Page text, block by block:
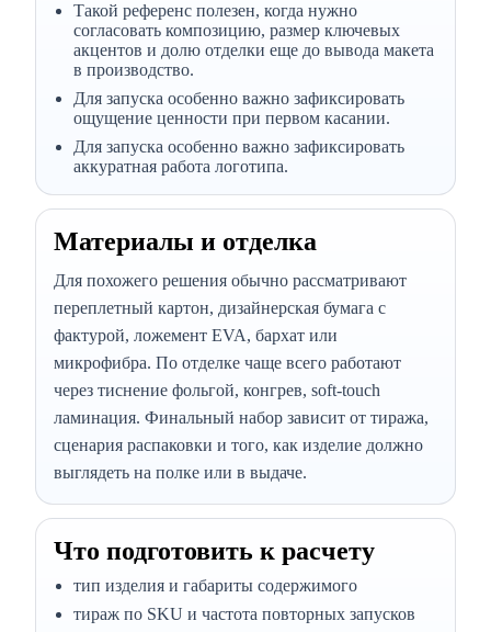
Такой референс полезен, когда нужно
согласовать композицию, размер ключевых
акцентов и долю отделки еще до вывода макета
в производство.
Для запуска особенно важно зафиксировать
ощущение ценности при первом касании.
Для запуска особенно важно зафиксировать
аккуратная работа логотипа.
Материалы и отделка
Для похожего решения обычно рассматривают
переплетный картон, дизайнерская бумага с
фактурой, ложемент EVA, бархат или
микрофибра. По отделке чаще всего работают
через тиснение фольгой, конгрев, soft-touch
ламинация. Финальный набор зависит от тиража,
сценария распаковки и того, как изделие должно
выглядеть на полке или в выдаче.
Что подготовить к расчету
тип изделия и габариты содержимого
тираж по SKU и частота повторных запусков